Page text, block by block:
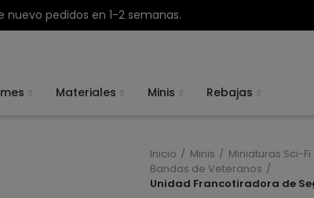
nuevo pedidos en 1-2 semanas.
Materiales Minis Rebajas
Inicio Minis Miniaturas Sci-Fi
Bandas de Veteranos
Unidad Francotiradora de